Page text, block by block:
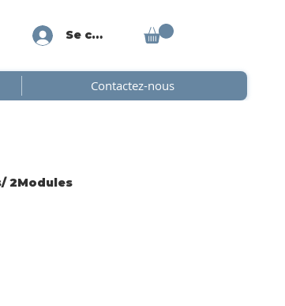
Se connecter
Contactez-nous
2Modules